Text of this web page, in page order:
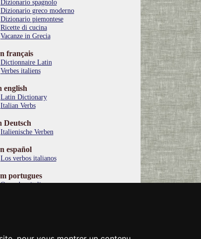
Dizionario spagnolo
Dizionario greco moderno
Dizionario piemontese
Ricette di cucina
Vacanze in Grecia
français
Dictionnaire Latin
Verbes italiens
english
Latin Dictionary
Italian Verbs
Deutsch
Italienische Verben
español
Los verbos italianos
portugues
Os verbos italianos
Ιταλικό Λεξικό